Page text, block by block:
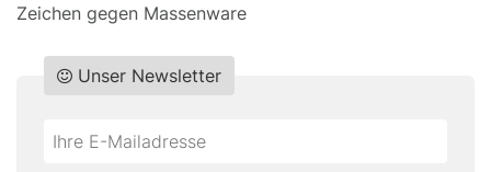
Zeichen gegen Massenware
Do
Unser Newsletter
*Ihre